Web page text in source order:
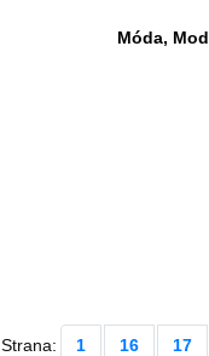
Móda,
Strana: 1 16 17